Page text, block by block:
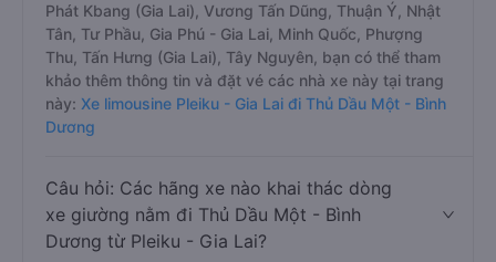
Phát Kbang (Gia Lai), Vương Tấn Dũng, Thuận Ý, Nhật
Tân, Tư Phầu, Gia Phú - Gia Lai, Minh Quốc, Phượng
Thu, Tấn Hưng (Gia Lai), Tây Nguyên, bạn có thể tham
khảo thêm thông tin và đặt vé các nhà xe này tại trang
này: Xe limousine Pleiku - Gia Lai đi Thủ Dầu Một - Bình
Dương
Câu hỏi: Các hãng xe nào khai thác dòng
xe giường nằm đi Thủ Dầu Một - Bình
Dương từ Pleiku - Gia Lai?